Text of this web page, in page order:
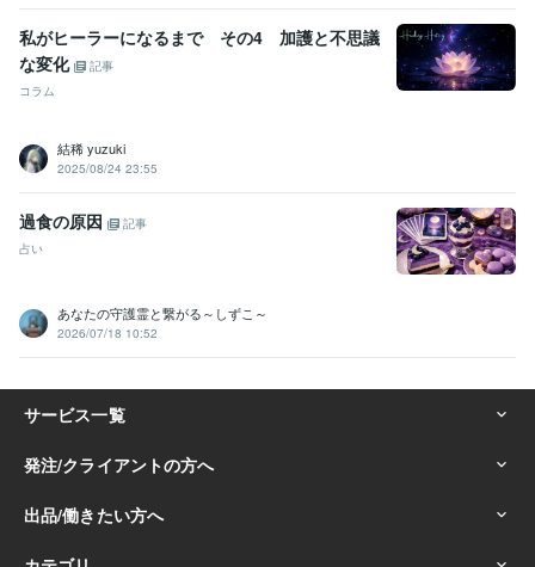
私がヒーラーになるまで その4 加護と不思議
な変化
記事
コラム
結稀 yuzuki
2025/08/24 23:55
過食の原因
記事
占い
あなたの守護霊と繋がる～しずこ～
2026/07/18 10:52